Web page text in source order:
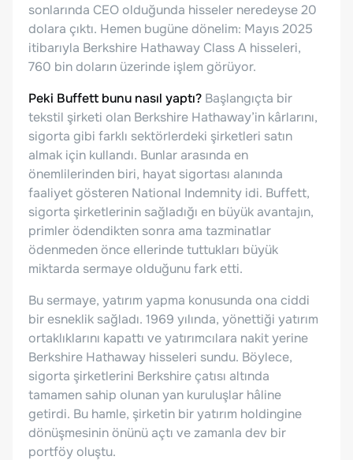
sonlarında CEO olduğunda hisseler neredeyse 20
dolara çıktı. Hemen bugüne dönelim: Mayıs 2025
itibarıyla Berkshire Hathaway Class A hisseleri,
760 bin doların üzerinde işlem görüyor.
Peki Buffett bunu nasıl yaptı? Başlangıçta bir
tekstil şirketi olan Berkshire Hathaway’in kârlarını,
sigorta gibi farklı sektörlerdeki şirketleri satın
almak için kullandı. Bunlar arasında en
önemlilerinden biri, hayat sigortası alanında
faaliyet gösteren National Indemnity idi. Buffett,
sigorta şirketlerinin sağladığı en büyük avantajın,
primler ödendikten sonra ama tazminatlar
ödenmeden önce ellerinde tuttukları büyük
miktarda sermaye olduğunu fark etti.
Bu sermaye, yatırım yapma konusunda ona ciddi
bir esneklik sağladı. 1969 yılında, yönettiği yatırım
ortaklıklarını kapattı ve yatırımcılara nakit yerine
Berkshire Hathaway hisseleri sundu. Böylece,
sigorta şirketlerini Berkshire çatısı altında
tamamen sahip olunan yan kuruluşlar hâline
getirdi. Bu hamle, şirketin bir yatırım holdingine
dönüşmesinin önünü açtı ve zamanla dev bir
portföy oluştu.